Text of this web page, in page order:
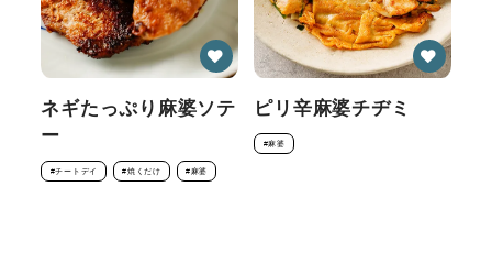
ネギたっぷり麻婆ソテ
ー
#チートデイ #焼くだけ #麻婆
ピリ辛麻婆チヂミ
#麻婆